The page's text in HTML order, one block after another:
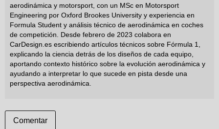
aerodinámica y motorsport, con un MSc en Motorsport
Engineering por Oxford Brookes University y experiencia en
Formula Student y análisis técnico de aerodinámica en coches
de competición. Desde febrero de 2023 colabora en
CarDesign.es escribiendo artículos técnicos sobre Fórmula 1,
explicando la ciencia detrás de los diseños de cada equipo,
aportando contexto histórico sobre la evolución aerodinámica y
ayudando a interpretar lo que sucede en pista desde una
perspectiva aerodinámica.
Comentar